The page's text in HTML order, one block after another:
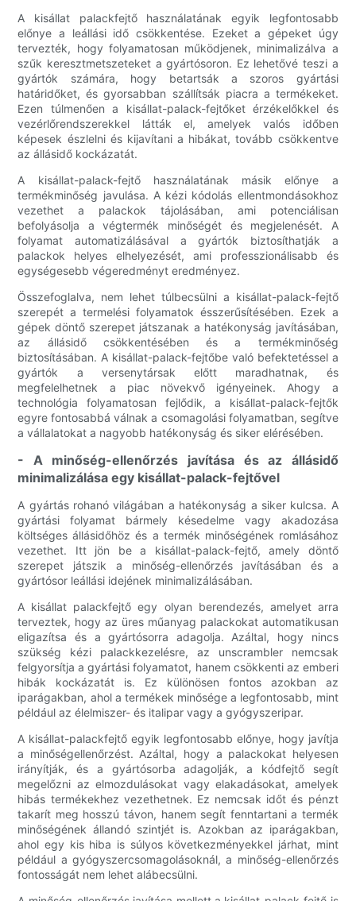
A kisállat palackfejtő használatának egyik legfontosabb
előnye a leállási idő csökkentése. Ezeket a gépeket úgy
tervezték, hogy folyamatosan működjenek, minimalizálva a
szűk keresztmetszeteket a gyártósoron. Ez lehetővé teszi a
gyártók számára, hogy betartsák a szoros gyártási
határidőket, és gyorsabban szállítsák piacra a termékeket.
Ezen túlmenően a kisállat-palack-fejtőket érzékelőkkel és
vezérlőrendszerekkel látták el, amelyek valós időben
képesek észlelni és kijavítani a hibákat, tovább csökkentve
az állásidő kockázatát.
A kisállat-palack-fejtő használatának másik előnye a
termékminőség javulása. A kézi kódolás ellentmondásokhoz
vezethet a palackok tájolásában, ami potenciálisan
befolyásolja a végtermék minőségét és megjelenését. A
folyamat automatizálásával a gyártók biztosíthatják a
palackok helyes elhelyezését, ami professzionálisabb és
egységesebb végeredményt eredményez.
Összefoglalva, nem lehet túlbecsülni a kisállat-palack-fejtő
szerepét a termelési folyamatok ésszerűsítésében. Ezek a
gépek döntő szerepet játszanak a hatékonyság javításában,
az állásidő csökkentésében és a termékminőség
biztosításában. A kisállat-palack-fejtőbe való befektetéssel a
gyártók a versenytársak előtt maradhatnak, és
megfelelhetnek a piac növekvő igényeinek. Ahogy a
technológia folyamatosan fejlődik, a kisállat-palack-fejtők
egyre fontosabbá válnak a csomagolási folyamatban, segítve
a vállalatokat a nagyobb hatékonyság és siker elérésében.
- A minőség-ellenőrzés javítása és az állásidő
minimalizálása egy kisállat-palack-fejtővel
A gyártás rohanó világában a hatékonyság a siker kulcsa. A
gyártási folyamat bármely késedelme vagy akadozása
költséges állásidőhöz és a termék minőségének romlásához
vezethet. Itt jön be a kisállat-palack-fejtő, amely döntő
szerepet játszik a minőség-ellenőrzés javításában és a
gyártósor leállási idejének minimalizálásában.
A kisállat palackfejtő egy olyan berendezés, amelyet arra
terveztek, hogy az üres műanyag palackokat automatikusan
eligazítsa és a gyártósorra adagolja. Azáltal, hogy nincs
szükség kézi palackkezelésre, az unscrambler nemcsak
felgyorsítja a gyártási folyamatot, hanem csökkenti az emberi
hibák kockázatát is. Ez különösen fontos azokban az
iparágakban, ahol a termékek minősége a legfontosabb, mint
például az élelmiszer- és italipar vagy a gyógyszeripar.
A kisállat-palackfejtő egyik legfontosabb előnye, hogy javítja
a minőségellenőrzést. Azáltal, hogy a palackokat helyesen
irányítják, és a gyártósorba adagolják, a kódfejtő segít
megelőzni az elmozdulásokat vagy elakadásokat, amelyek
hibás termékekhez vezethetnek. Ez nemcsak időt és pénzt
takarít meg hosszú távon, hanem segít fenntartani a termék
minőségének állandó szintjét is. Azokban az iparágakban,
ahol egy kis hiba is súlyos következményekkel járhat, mint
például a gyógyszercsomagolásoknál, a minőség-ellenőrzés
fontosságát nem lehet alábecsülni.